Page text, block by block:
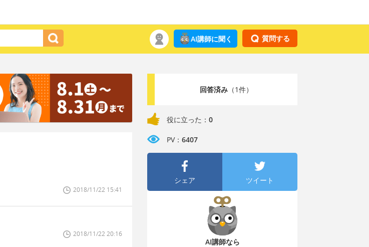
質問する
AI講師に聞く
2018/11/22 15:41
2018/11/22 20:16
回答済み（1件）
役に立った： 0
PV： 6407
シェア ツイート
AI講師なら